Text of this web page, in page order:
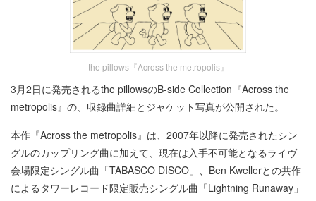
the pillows『Across the metropolis』
3月2日に発売されるthe pillowsのB-side Collection『Across the
metropolis』の、収録曲詳細とジャケット写真が公開された。
本作『Across the metropolis』は、2007年以降に発売されたシン
グルのカップリング曲に加えて、現在は入手不可能となるライヴ
会場限定シングル曲「TABASCO DISCO」、Ben Kwellerとの共作
によるタワーレコード限定販売シングル曲「Lightning Runaway」